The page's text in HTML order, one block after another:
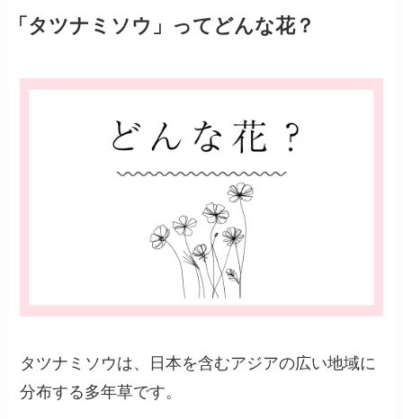
「タツナミソウ」ってどんな花？
タツナミソウは、日本を含むアジアの広い地域に
分布する多年草です。